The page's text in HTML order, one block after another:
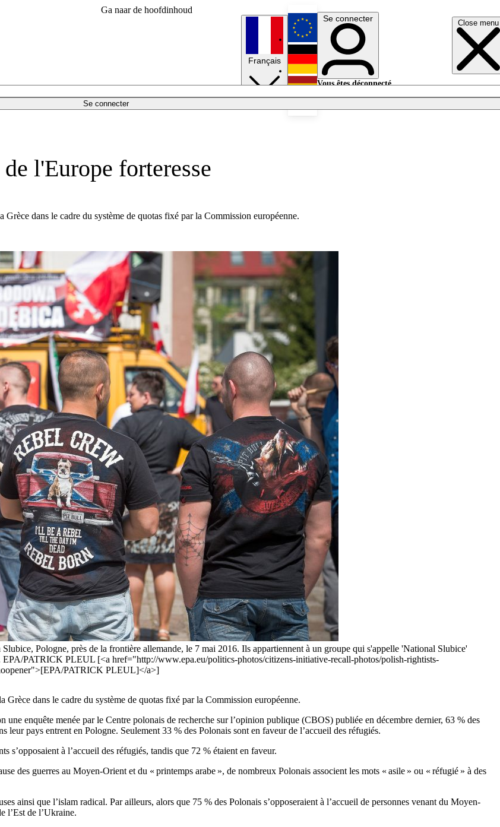
Ga naar de hoofdinhoud
Close menu
Se connecter
Français
English
Deutsch
Se connecter
Vous êtes déconnecté.
l'Europe forteresse
dans le cadre du système de quotas fixé par la Commission européenne.
Pologne, près de la frontière allemande, le 7 mai 2016. Ils appartiennent à un groupe qui s'appelle 'National Slubice'
EPA/PATRICK PLEUL [<a href="http://www.epa.eu/politics-photos/citizens-initiative-recall-photos/polish-rightists-
PATRICK PLEUL]</a>]
dans le cadre du système de quotas fixé par la Commission européenne.
enquête menée par le Centre polonais de recherche sur l’opinion publique (CBOS) publiée en décembre dernier, 63 % des
leur pays entrent en Pologne. Seulement 33 % des Polonais sont en faveur de l’accueil des réfugiés.
à l’accueil des réfugiés, tandis que 72 % étaient en faveur.
des guerres au Moyen-Orient et du « printemps arabe », de nombreux Polonais associent les mots « asile » ou « réfugié » à des
ainsi que l’islam radical. Par ailleurs, alors que 75 % des Polonais s’opposeraient à l’accueil de personnes venant du Moyen-
l’Est de l’Ukraine.